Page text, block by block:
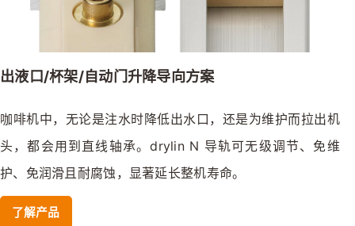
出液口/杯架/自动门升降导向方案
咖啡机中，无论是注水时降低出水口，还是为维护而拉出机
头，都会用到直线轴承。drylin N 导轨可无级调节、免维
护、免润滑且耐腐蚀，显著延长整机寿命。
了解产品